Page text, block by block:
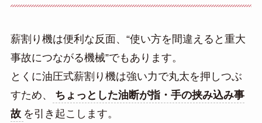
薪割り機は便利な反面、“使い方を間違えると重大
事故につながる機械”でもあります。
とくに油圧式薪割り機は強い力で丸太を押しつぶ
すため、
ちょっとした油断が指・手の挟み込み事
故 を引き起こします。